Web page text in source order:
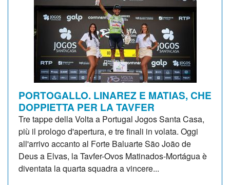
PORTOGALLO. LINAREZ E MATIAS, CHE
DOPPIETTA PER LA TAVFER
Tre tappe della Volta a Portugal Jogos Santa Casa,
più il prologo d'apertura, e tre finali in volata. Oggi
all'arrivo accanto al Forte Baluarte São João de
Deus a Elvas, la Tavfer-Ovos Matinados-Mortágua è
diventata la quarta squadra a vincere...